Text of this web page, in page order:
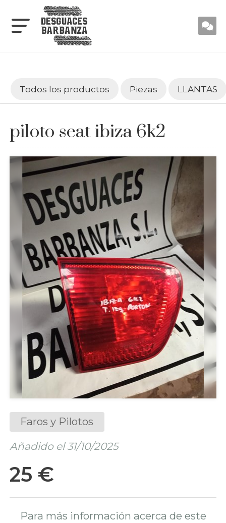
Todos los productos Piezas LLANTAS
piloto seat ibiza 6k2
Faros y Pilotos
Añadido el 31/10/2025
25 €
Para más información acerca de este